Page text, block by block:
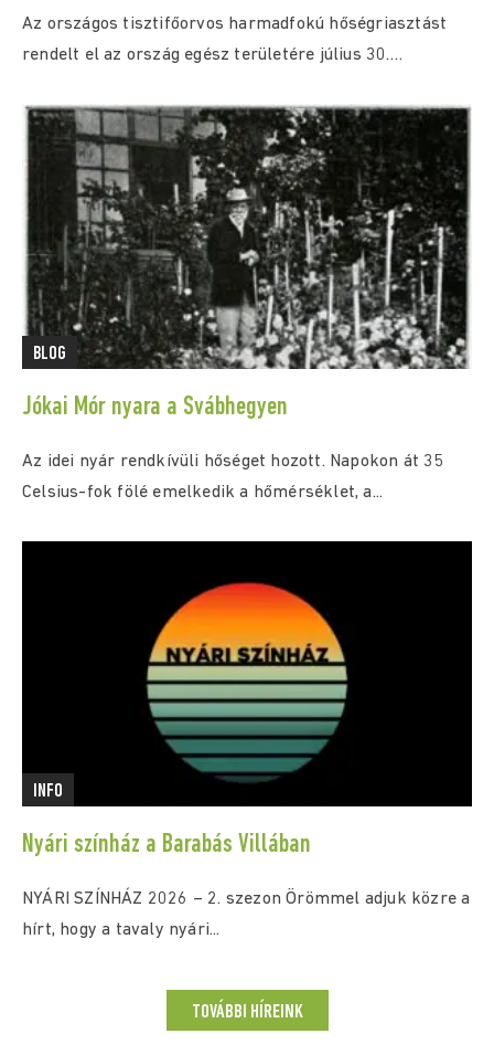
Az országos tisztifőorvos harmadfokú hőségriasztást
rendelt el az ország egész területére július 30.
BLOG
Jókai Mór nyara a Svábhegyen
Az idei nyár rendkívüli hőséget hozott. Napokon át 35
Celsius-fok fölé emelkedik a hőmérséklet, a...
INFO
Nyári színház a Barabás Villában
NYÁRI SZÍNHÁZ 2026 – 2. szezon Örömmel adjuk közre a
hírt, hogy a tavaly nyári...
TOVÁBBI HÍREINK